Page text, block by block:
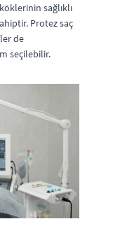
sağlıklı
Protez saç
de
seçilebilir.